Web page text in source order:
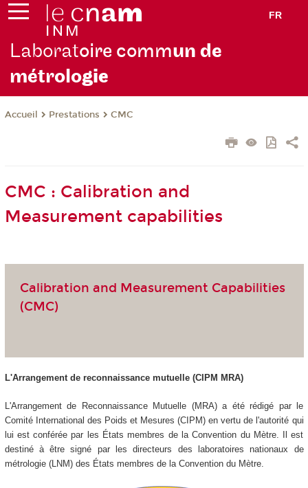
FR
Laboratoire commun de
métrologie
Accueil Prestations CMC
CMC : Calibration and
Measurement capabilities
Calibration and Measurement Capabilities
(CMC)
L'Arrangement de reconnaissance mutuelle (CIPM MRA)
L'Arrangement de Reconnaissance Mutuelle (MRA) a été rédigé par le
Comité International des Poids et Mesures (CIPM) en vertu de l'autorité qui
lui est conférée par les États membres de la Convention du Mètre. Il est
destiné à être signé par les directeurs des laboratoires nationaux de
métrologie (LNM) des États membres de la Convention du Mètre.